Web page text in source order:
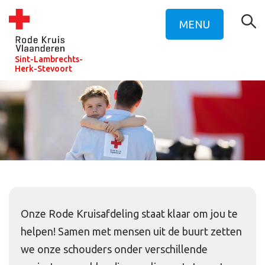
Sint-Lambrechts-
Herk-Stevoort
MENU
Onze Rode Kruisafdeling staat klaar om jou te
helpen! Samen met mensen uit de buurt zetten
we onze schouders onder verschillende